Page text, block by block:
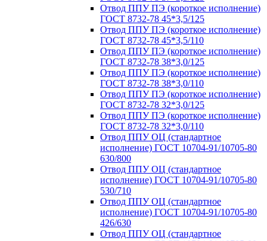
Отвод ППУ ПЭ (короткое исполнение)
ГОСТ 8732-78 45*3,5/125
Отвод ППУ ПЭ (короткое исполнение)
ГОСТ 8732-78 45*3,5/110
Отвод ППУ ПЭ (короткое исполнение)
ГОСТ 8732-78 38*3,0/125
Отвод ППУ ПЭ (короткое исполнение)
ГОСТ 8732-78 38*3,0/110
Отвод ППУ ПЭ (короткое исполнение)
ГОСТ 8732-78 32*3,0/125
Отвод ППУ ПЭ (короткое исполнение)
ГОСТ 8732-78 32*3,0/110
Отвод ППУ ОЦ (стандартное
исполнение) ГОСТ 10704-91/10705-80
630/800
Отвод ППУ ОЦ (стандартное
исполнение) ГОСТ 10704-91/10705-80
530/710
Отвод ППУ ОЦ (стандартное
исполнение) ГОСТ 10704-91/10705-80
426/630
Отвод ППУ ОЦ (стандартное